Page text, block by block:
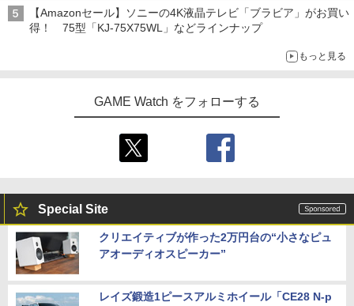
【Amazonセール】ソニーの4K液晶テレビ「ブラビア」がお買い
得！ 75型「KJ-75X75WL」などラインナップ
もっと見る
GAME Watch をフォローする
Special Site
クリエイティブが作った2万円台の“小さなピュ
アオーディオスピーカー”
レイズ鍛造1ピースアルミホイール「CE28 N-p